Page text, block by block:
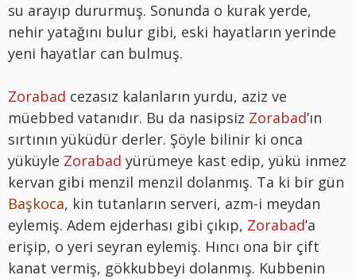
su arayıp dururmuş. Sonunda o kurak yerde,
nehir yatağını bulur gibi, eski hayatların yerinde
yeni hayatlar can bulmuş.
Zorabad cezasız kalanların yurdu, aziz ve
müebbed vatanıdır. Bu da nasipsiz Zorabad’ın
sırtının yüküdür derler. Şöyle bilinir ki onca
yüküyle Zorabad yürümeye kast edip, yükü inmez
kervan gibi menzil menzil dolanmış. Ta ki bir gün
Başkoca, kin tutanların serveri, azm-i meydan
eylemiş. Adem ejderhası gibi çıkıp, Zorabad’a
erişip, o yeri seyran eylemiş. Hıncı ona bir çift
kanat vermiş, gökkubbeyi dolanmış. Kubbenin